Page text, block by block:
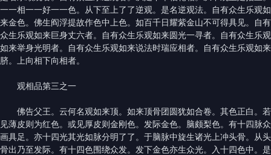
一一相一一好一一色。从下至上了了逆观。是名逆观法。自有众生乐观如
来金色。佛生阎浮提故作色中上色。如百千日耀紫金山不可得具见。自有
众生乐观如来巨身丈六者。自有众生乐观如来圆光一寻者。自有众生乐观
如来举身光明者。自有众生乐观如来说法时瑞应相者。自有众生乐观如来
脐。上向相下向相者。
观相品第三之一
佛告父王。云何名观如来顶。如来顶骨团圆犹如合卷。其色正白。若
见薄皮则为红色。或见厚皮则金刚色。发际金色。脑颇梨色。有十四脉众
画具足。亦十四光其光如脉分明了了。于脑脉中旋生诸光上冲头骨。从头
骨出乃至发际。有十四色围绕众发。发下金色亦生众光。入十四色中。是